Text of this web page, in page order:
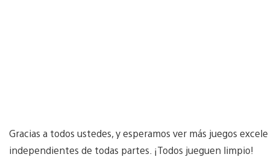
Gracias a todos ustedes, y esperamos ver más juegos
independientes de todas partes. ¡Todos jueguen limpio!